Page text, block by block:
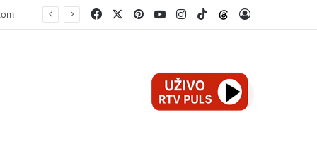
FacebookPinterestYouTubeInstagram
TikTokThreads